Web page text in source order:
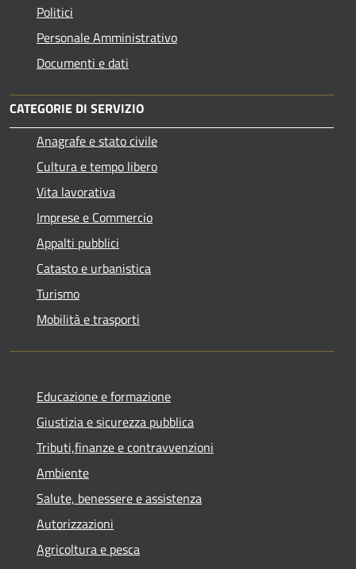
Politici
Personale Amministrativo
Documenti e dati
CATEGORIE DI SERVIZIO
Anagrafe e stato civile
Cultura e tempo libero
Vita lavorativa
Imprese e Commercio
Appalti pubblici
Catasto e urbanistica
Turismo
Mobilità e trasporti
Educazione e formazione
Giustizia e sicurezza pubblica
Tributi,finanze e contravvenzioni
Ambiente
Salute, benessere e assistenza
Autorizzazioni
Agricoltura e pesca